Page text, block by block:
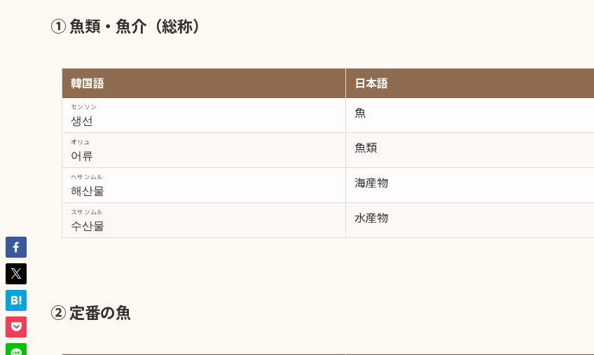
① 魚類・魚介（総称）
韓国語 日本語
생선
センソン 魚
어류
オリュ 魚類
해산물
ヘサンムル 海産物
수산물
スサンムル 水産物
② 定番の魚